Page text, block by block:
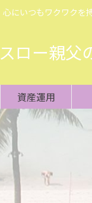
心にいつもワクワクを
スロー親父
資産運用